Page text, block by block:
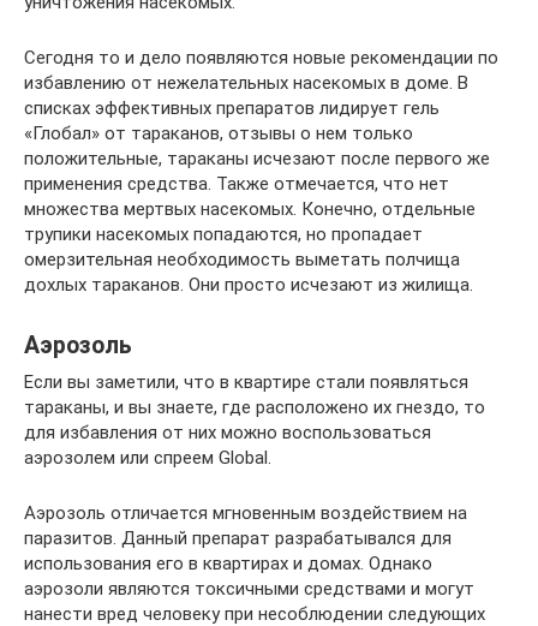
Сегодня то и дело появляются новые рекомендации по
избавлению от нежелательных насекомых в доме. В
списках эффективных препаратов лидирует гель
«Глобал» от тараканов, отзывы о нем только
положительные, тараканы исчезают после первого же
применения средства. Также отмечается, что нет
множества мертвых насекомых. Конечно, отдельные
трупики насекомых попадаются, но пропадает
омерзительная необходимость выметать полчища
дохлых тараканов. Они просто исчезают из жилища.
Аэрозоль
Если вы заметили, что в квартире стали появляться
тараканы, и вы знаете, где расположено их гнездо, то
для избавления от них можно воспользоваться
аэрозолем или спреем Global.
Аэрозоль отличается мгновенным воздействием на
паразитов. Данный препарат разрабатывался для
использования его в квартирах и домах. Однако
аэрозоли являются токсичными средствами и могут
нанести вред человеку при несоблюдении следующих